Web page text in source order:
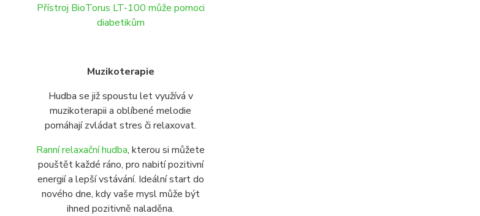
Přístroj BioTorus LT-100 může pomoci
diabetikům
Muzikoterapie
Hudba se již spoustu let využívá v
muzikoterapii a oblíbené melodie
pomáhají zvládat stres či relaxovat.
Ranní relaxační hudba, kterou si můžete
pouštět každé ráno, pro nabití pozitivní
energií a lepší vstávání. Ideální start do
nového dne, kdy vaše mysl může být
ihned pozitivně naladěna.